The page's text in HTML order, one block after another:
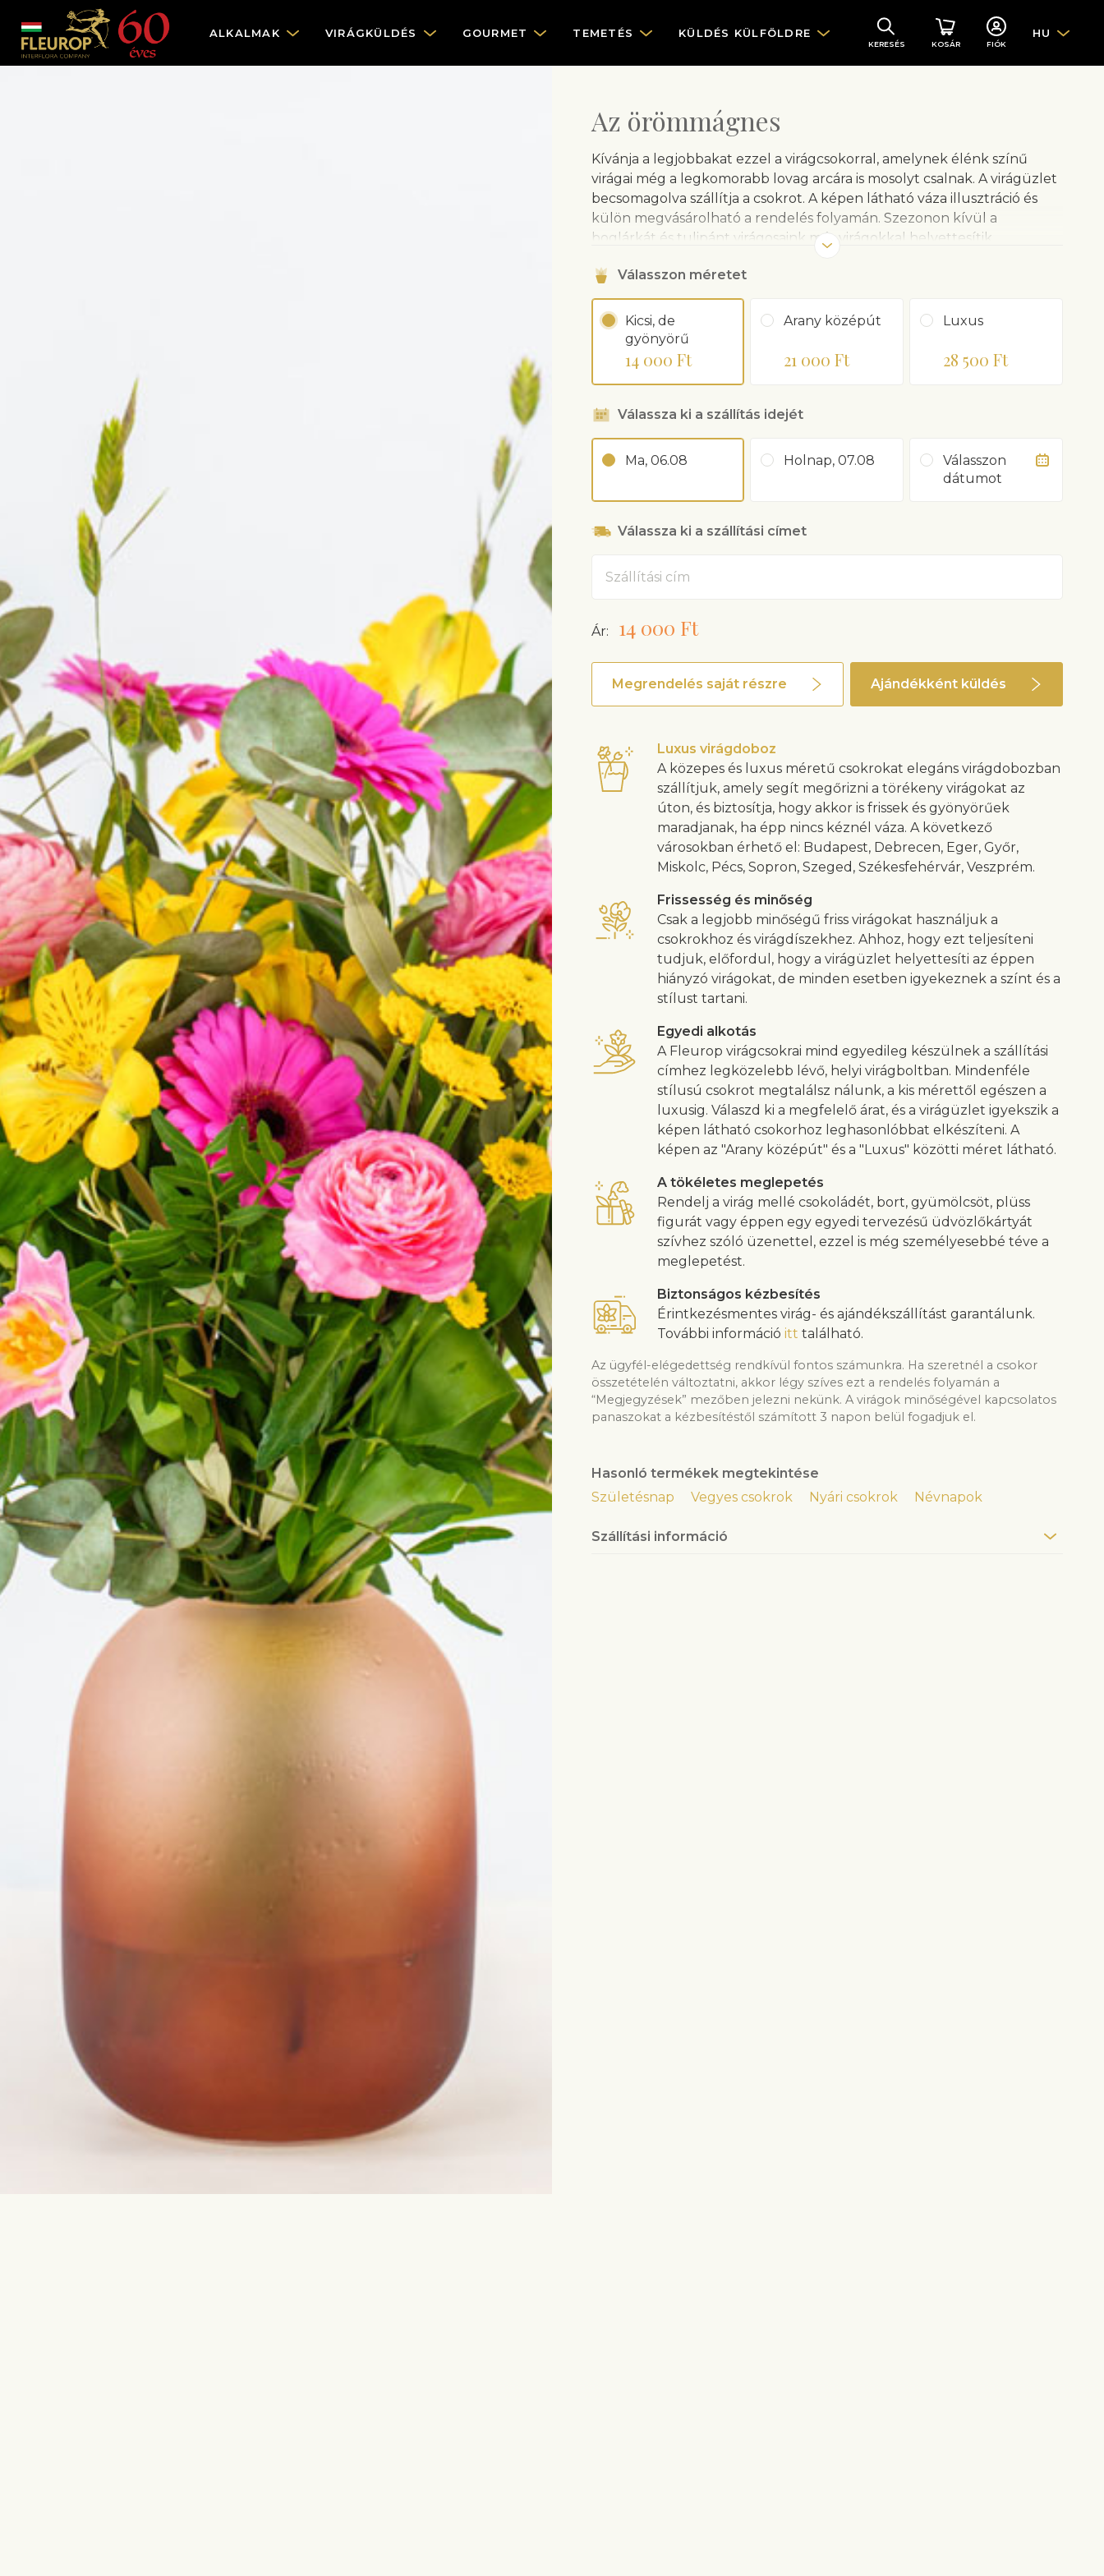
ALKALMAK VIRÁGKÜLDÉS GOURMET TEMETÉS KÜLDÉS KÜLFÖLDRE
KERESÉS KOSÁR FIÓK
HU
Az örömmágnes
Kívánja a legjobbakat ezzel a virágcsokorral, amelynek élénk színű
virágai még a legkomorabb lovag arcára is mosolyt csalnak. A virágüzlet
becsomagolva szállítja a csokrot. A képen látható váza illusztráció és
külön megvásárolható a rendelés folyamán. Szezonon kívül a
boglárkát és tulipánt virágosaink más virágokkal helyettesítik.
Válasszon méretet
Kicsi, de
gyönyörű
14 000 Ft
Arany középút
21 000 Ft
Luxus
28 500 Ft
Válassza ki a szállítás idejét
Ma, 06.08 Holnap, 07.08
Válasszon
dátumot
Válassza ki a szállítási címet
Ár: 14 000 Ft
Megrendelés saját részre Ajándékként küldés
Luxus virágdoboz
A közepes és luxus méretű csokrokat elegáns virágdobozban
szállítjuk, amely segít megőrizni a törékeny virágokat az
úton, és biztosítja, hogy akkor is frissek és gyönyörűek
maradjanak, ha épp nincs kéznél váza. A következő
városokban érhető el: Budapest, Debrecen, Eger, Győr,
Miskolc, Pécs, Sopron, Szeged, Székesfehérvár, Veszprém.
Frissesség és minőség
Csak a legjobb minőségű friss virágokat használjuk a
csokrokhoz és virágdíszekhez. Ahhoz, hogy ezt teljesíteni
tudjuk, előfordul, hogy a virágüzlet helyettesíti az éppen
hiányzó virágokat, de minden esetben igyekeznek a színt és a
stílust tartani.
Egyedi alkotás
A Fleurop virágcsokrai mind egyedileg készülnek a szállítási
címhez legközelebb lévő, helyi virágboltban. Mindenféle
stílusú csokrot megtalálsz nálunk, a kis mérettől egészen a
luxusig. Válaszd ki a megfelelő árat, és a virágüzlet igyekszik a
képen látható csokorhoz leghasonlóbbat elkészíteni. A
képen az "Arany középút" és a "Luxus" közötti méret látható.
A tökéletes meglepetés
Rendelj a virág mellé csokoládét, bort, gyümölcsöt, plüss
figurát vagy éppen egy egyedi tervezésű üdvözlőkártyát
szívhez szóló üzenettel, ezzel is még személyesebbé téve a
meglepetést.
Biztonságos kézbesítés
Érintkezésmentes virág- és ajándékszállítást garantálunk.
További információ itt található.
Az ügyfél-elégedettség rendkívül fontos számunkra. Ha szeretnél a csokor
összetételén változtatni, akkor légy szíves ezt a rendelés folyamán a
“Megjegyzések” mezőben jelezni nekünk. A virágok minőségével kapcsolatos
panaszokat a kézbesítéstől számított 3 napon belül fogadjuk el.
Hasonló termékek megtekintése
Születésnap
Vegyes csokrok Nyári csokrok Névnapok
Szállítási információ